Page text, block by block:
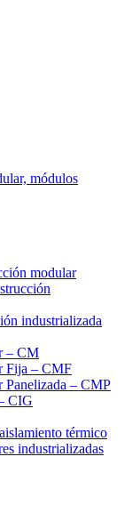
modular
industrializada
– CM
Fija – CMF
Panelizada – CMP
CIG
térmico
industrializadas